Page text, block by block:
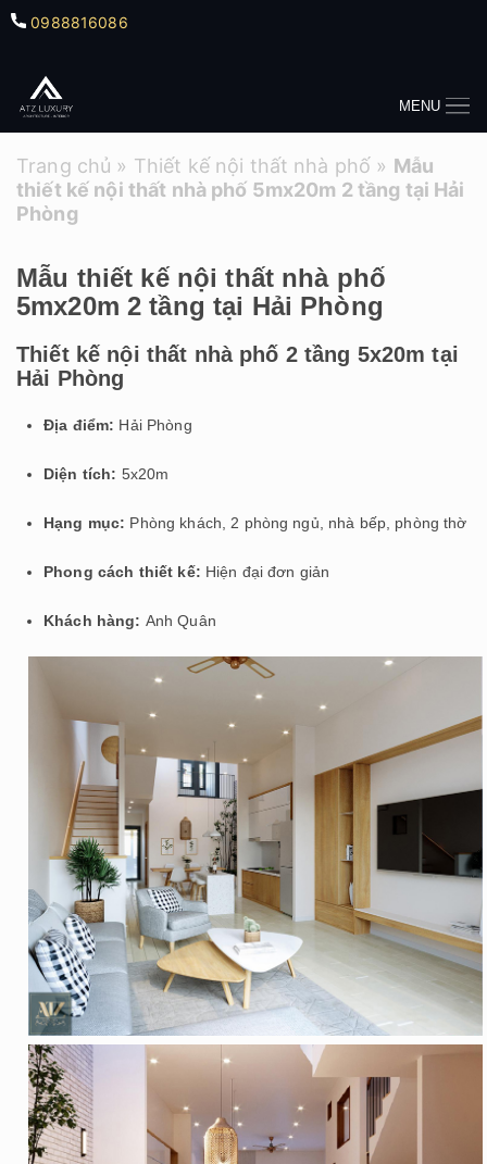
0988816086
MENU
Trang chủ » Thiết kế nội thất nhà phố » Mẫu
thiết kế nội thất nhà phố 5mx20m 2 tầng tại Hải
Phòng
Mẫu thiết kế nội thất nhà phố
5mx20m 2 tầng tại Hải Phòng
Thiết kế nội thất nhà phố 2 tầng 5x20m tại
Hải Phòng
Địa điểm: Hải Phòng
Diện tích: 5x20m
Hạng mục: Phòng khách, 2 phòng ngủ, nhà bếp, phòng thờ
Phong cách thiết kế: Hiện đại đơn giản
Khách hàng: Anh Quân